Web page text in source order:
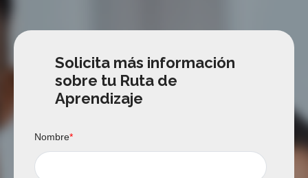
Solicita más información
sobre tu Ruta de
Aprendizaje
Nombre*